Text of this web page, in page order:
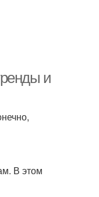
и
В этом